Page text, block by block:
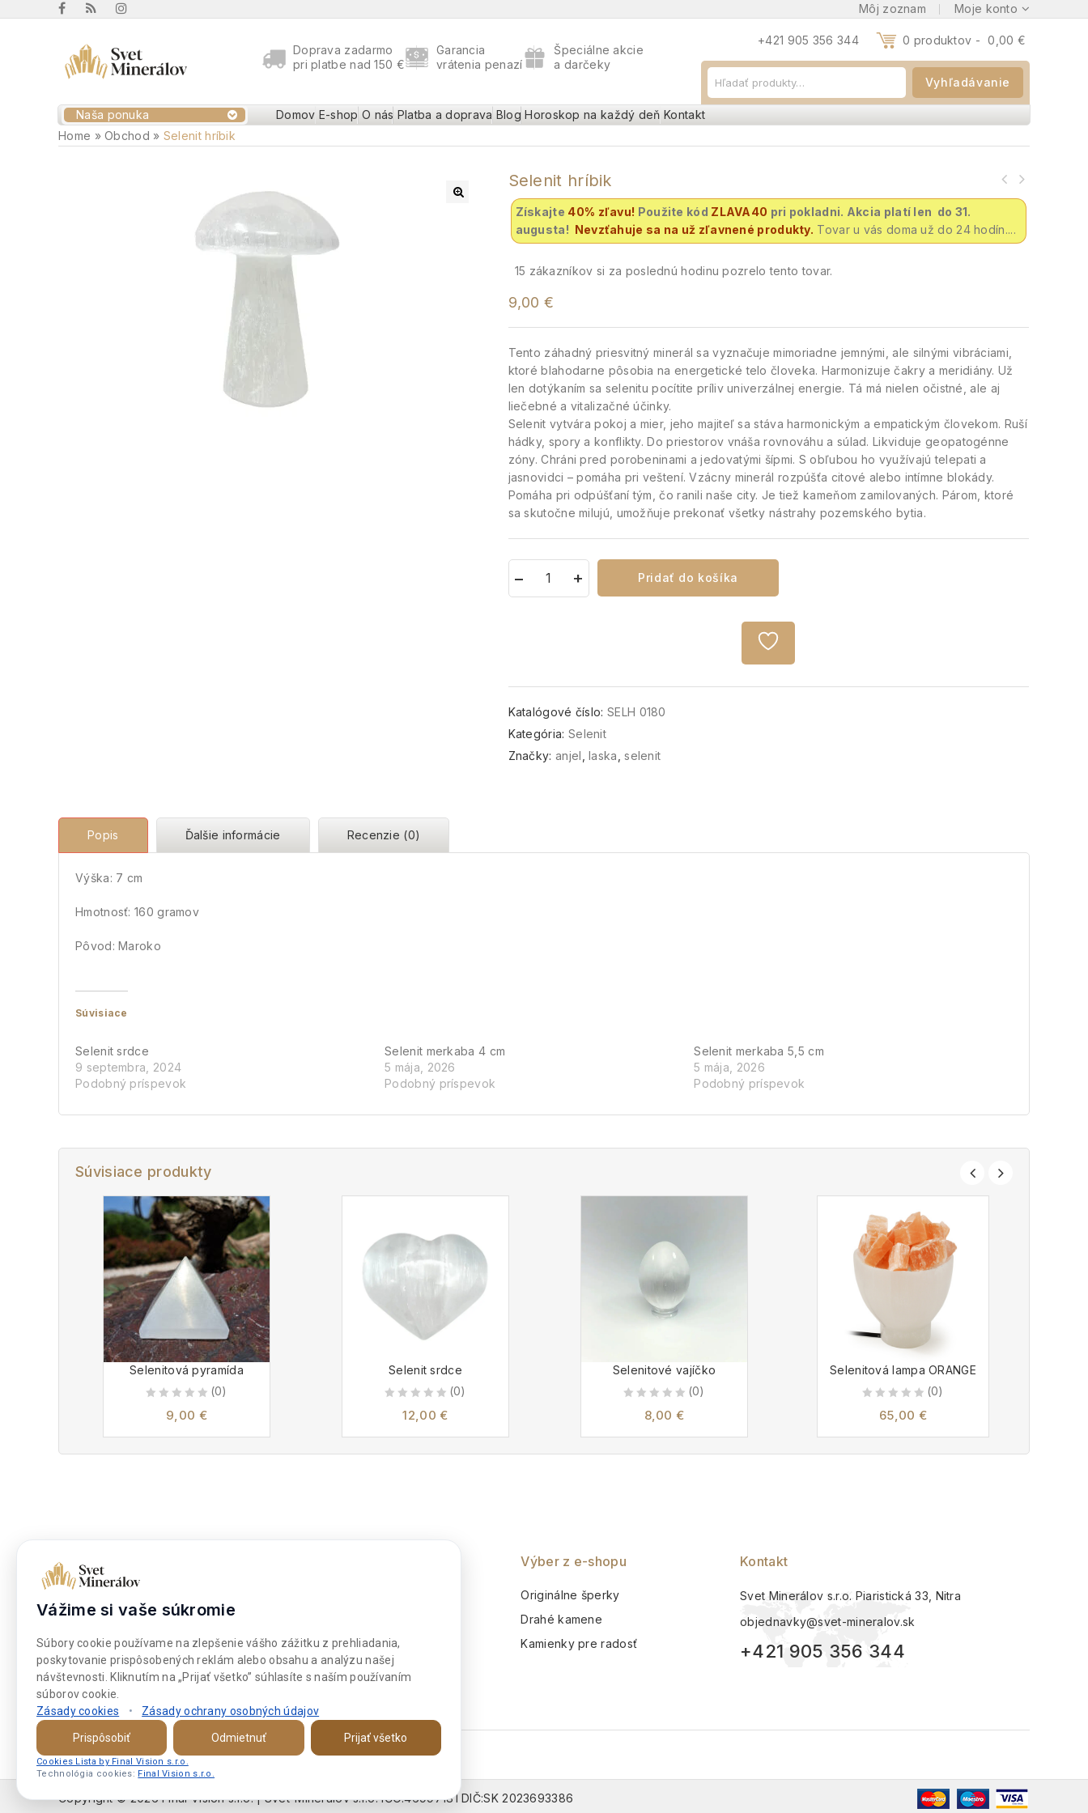
Môj zoznam Moje konto
Doprava zadarmo
pri platbe nad 150 €
Garancia
vrátenia penazí
Špeciálne akcie
a darčeky
+421 905 356 344 0 produktov - 0,00 €
Vyhľadávanie
Naša ponuka Domov E-shop O nás Platba a doprava Blog Horoskop na každý deň Kontakt
Home »Obchod » Selenit hríbik
Selenit hríbik
Získajte 40% zľavu! Použite kód ZLAVA40 pri pokladni. Akcia platí len do 31.
augusta! Nevzťahuje sa na už zľavnené produkty. Tovar u vás doma už do 24 hodín....
15 zákazníkov si za poslednú hodinu pozrelo tento tovar.
9,00€
Tento záhadný priesvitný minerál sa vyznačuje mimoriadne jemnými, ale silnými vibráciami,
ktoré blahodarne pôsobia na energetické telo človeka. Harmonizuje čakry a meridiány. Už
len dotýkaním sa selenitu pocítite príliv univerzálnej energie. Tá má nielen očistné, ale aj
liečebné a vitalizačné účinky.
Selenit vytvára pokoj a mier, jeho majiteľ sa stáva harmonickým a empatickým človekom. Ruší
hádky, spory a konflikty. Do priestorov vnáša rovnováhu a súlad. Likviduje geopatogénne
zóny. Chráni pred porobeninami a jedovatými šípmi. S obľubou ho využívajú telepati a
jasnovidci – pomáha pri veštení. Vzácny minerál rozpúšťa citové alebo intímne blokády.
Pomáha pri odpúšťaní tým, čo ranili naše city. Je tiež kameňom zamilovaných. Párom, ktoré
sa skutočne milujú, umožňuje prekonať všetky nástrahy pozemského bytia.
Pridať do košíka
Katalógové číslo: SELH 0180
Kategória: Selenit
Značky: anjel ,laska ,selenit
Popis Ďalšie informácie Recenzie (0)
Výška: 7 cm
Hmotnosť: 160 gramov
Pôvod: Maroko
Súvisiace
Selenit srdce
9 septembra, 2024
Podobný príspevok
Selenit merkaba 4 cm
5 mája, 2026
Podobný príspevok
Selenit merkaba 5,5 cm
5 mája, 2026
Podobný príspevok
Súvisiace produkty
Selenitová pyramída
(0)
9,00 €
Selenit srdce
(0)
12,00 €
Selenitové vajíčko
(0)
8,00 €
Selenitová lampa ORANGE
(0)
65,00 €
Dokumenty
Súbory cookies
Platba a doprava
Pokladňa
Výber z e-shopu
Originálne šperky
Drahé kamene
Kamienky pre radosť
Kontakt
Svet Minerálov s.r.o. Piaristická 33, Nitra
objednavky@svet-mineralov.sk
+421 905 356 344
Copyright © 2026 Final Vision s.r.o. | Svet-Mineralov s.r.o. IČO:46997181 DIČ:SK 2023693386
Vážime si vaše súkromie
Súbory cookie používame na zlepšenie vášho zážitku z prehliadania,
poskytovanie prispôsobených reklám alebo obsahu a analýzu našej
návštevnosti. Kliknutím na „Prijať všetko” súhlasíte s naším používaním
súborov cookie.
Zásady cookies
• Zásady ochrany osobných údajov
Prispôsobiť Odmietnuť Prijať všetko
Cookies Lista by Final Vision s.r.o.
Technológia cookies: Final Vision s.r.o.